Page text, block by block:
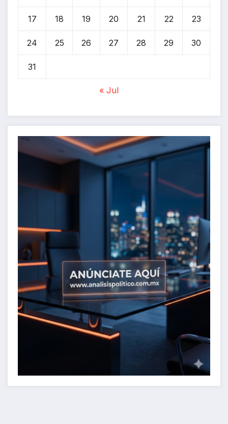
17 18 19 20 21 22 23
24 25 26 27 28 29 30
31
« Jul